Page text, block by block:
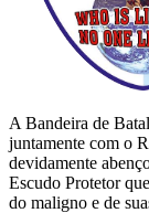
A Bandeira de
juntamente com o
devidamente
Escudo Protetor
do maligno e de